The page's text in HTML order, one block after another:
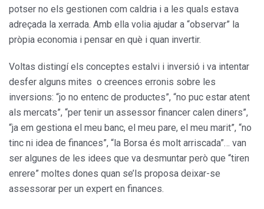
potser no els gestionen com caldria i a les quals estava
adreçada la xerrada. Amb ella volia ajudar a “observar” la
pròpia economia i pensar en què i quan invertir.
Voltas distingí els conceptes estalvi i inversió i va intentar
desfer alguns mites o creences erronis sobre les
inversions: “jo no entenc de productes”, “no puc estar atent
als mercats”, “per tenir un assessor financer calen diners”,
“ja em gestiona el meu banc, el meu pare, el meu marit”, “no
tinc ni idea de finances”, “la Borsa és molt arriscada”… van
ser algunes de les idees que va desmuntar però que “tiren
enrere” moltes dones quan se’ls proposa deixar-se
assessorar per un expert en finances.